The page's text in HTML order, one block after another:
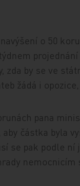
o 50
zda by se ve
žádá i
pana
částka byla
se pak podle